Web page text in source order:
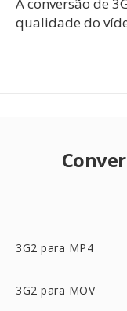
qualidade do
3G2 para MP4
3G2 para MOV